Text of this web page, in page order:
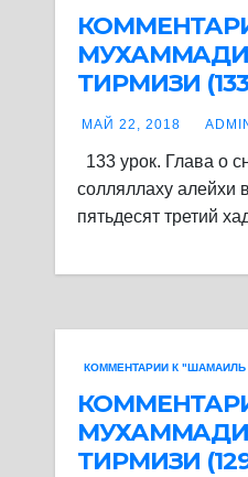
ТИРМИЗИ
МАЙ 22, 2018
133 урок. Глава о
солляллаху алейхи
КОММЕНТАРИИ К
ТИРМИЗИ